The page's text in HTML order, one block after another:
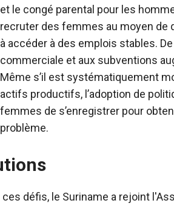
et le congé parental pour les
recruter des femmes au moyen de
à accéder à des emplois stables.
commerciale et aux subventions
Même s’il est systématiquement
actifs productifs, l’adoption de
femmes de s’enregistrer pour
problème.
ces défis, le Suriname a rejoint